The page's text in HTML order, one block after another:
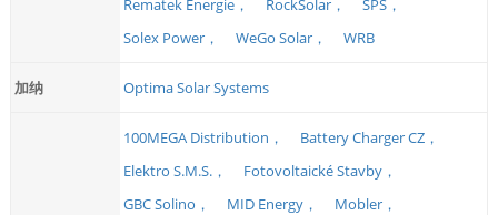
Rematek Énergie，
RockSolar，
SPS，
Solex Power，
WeGo Solar， WRB
加纳 Optima Solar Systems
100MEGA Distribution，
Battery Charger CZ，
Elektro S.M.S.，
Fotovoltaické Stavby，
GBC Solino，
MID Energy，
Mobler，